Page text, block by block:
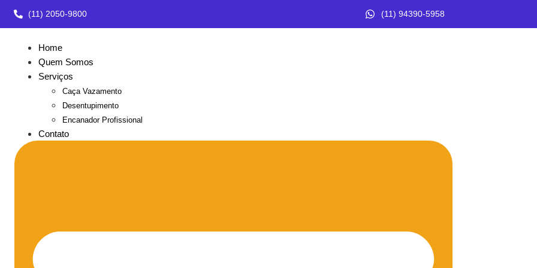
(11) 2050-9800 (11) 94390-5958
Home
Quem Somos
Serviços
Caça Vazamento
Desentupimento
Encanador Profissional
Contato